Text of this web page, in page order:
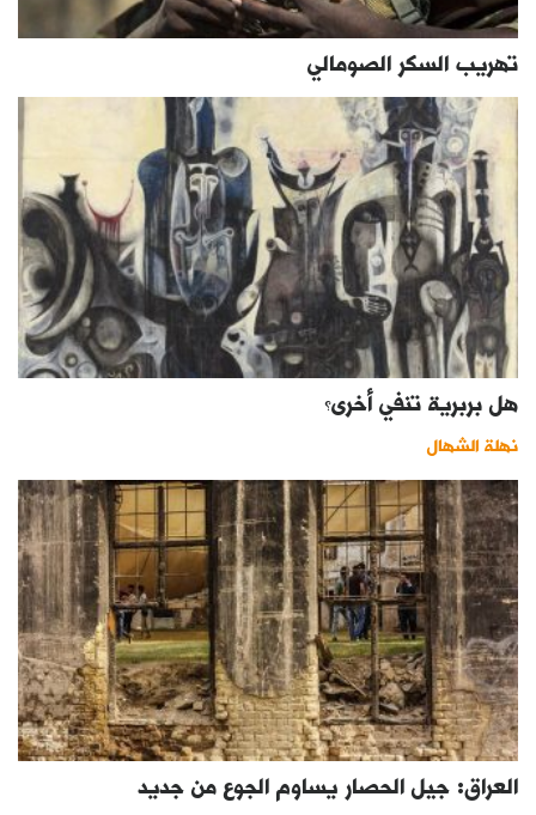
تهريب السكر الصومالي
هل بربرية تنفي أخرى؟
نهلة الشهال
العراق: جيل الحصار يساوم الجوع من جديد